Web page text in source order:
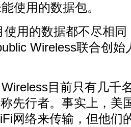
使用的数据包。
用的数据都不尽相同
Wireless联合创始
目前只有几千
先行者。事实上，美
网络来传输，但他们